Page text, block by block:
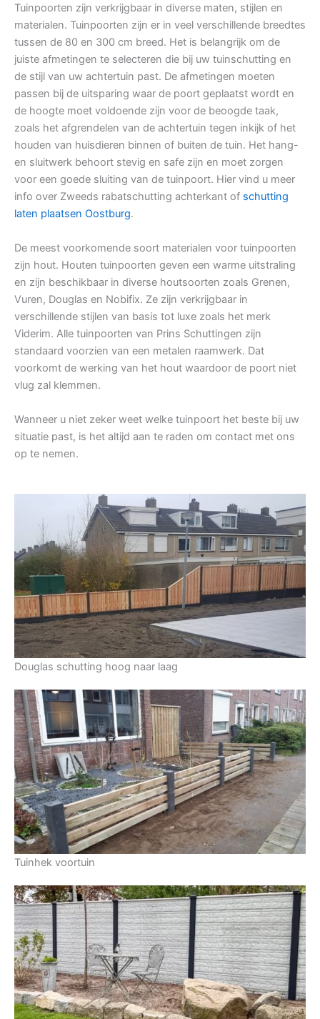
Tuinpoorten zijn verkrijgbaar in diverse maten, stijlen en
materialen. Tuinpoorten zijn er in veel verschillende breedtes
tussen de 80 en 300 cm breed. Het is belangrijk om de
juiste afmetingen te selecteren die bij uw tuinschutting en
de stijl van uw achtertuin past. De afmetingen moeten
passen bij de uitsparing waar de poort geplaatst wordt en
de hoogte moet voldoende zijn voor de beoogde taak,
zoals het afgrendelen van de achtertuin tegen inkijk of het
houden van huisdieren binnen of buiten de tuin. Het hang-
en sluitwerk behoort stevig en safe zijn en moet zorgen
voor een goede sluiting van de tuinpoort. Hier vind u meer
info over Zweeds rabatschutting achterkant of schutting
laten plaatsen Oostburg.
De meest voorkomende soort materialen voor tuinpoorten
zijn hout. Houten tuinpoorten geven een warme uitstraling
en zijn beschikbaar in diverse houtsoorten zoals Grenen,
Vuren, Douglas en Nobifix. Ze zijn verkrijgbaar in
verschillende stijlen van basis tot luxe zoals het merk
Viderim. Alle tuinpoorten van Prins Schuttingen zijn
standaard voorzien van een metalen raamwerk. Dat
voorkomt de werking van het hout waardoor de poort niet
vlug zal klemmen.
Wanneer u niet zeker weet welke tuinpoort het beste bij uw
situatie past, is het altijd aan te raden om contact met ons
op te nemen.
Douglas schutting hoog naar laag
Tuinhek voortuin